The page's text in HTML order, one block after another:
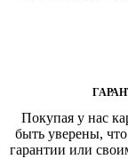
Покупая у нас
быть уверены,
гарантии или